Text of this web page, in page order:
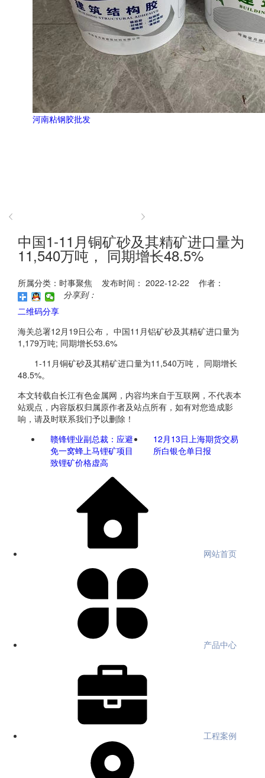
河南粘钢胶批发
中国1-11月铜矿砂及其精矿进口量为
11,540万吨， 同期增长48.5%
所属分类：时事聚焦 发布时间： 2022-12-22 作者：
分享到：
二维码分享
海关总署12月19日公布， 中国11月铝矿砂及其精矿进口量为
1,179万吨; 同期增长53.6%
1-11月铜矿砂及其精矿进口量为11,540万吨， 同期增长
48.5%。
本文转载自长江有色金属网，内容均来自于互联网，不代表本
站观点，内容版权归属原作者及站点所有，如有对您造成影
响，请及时联系我们予以删除！
赣锋锂业副总裁：应避
免一窝蜂上马锂矿项目
致锂矿价格虚高
12月13日上海期货交易
所白银仓单日报
网站首页
产品中心
工程案例